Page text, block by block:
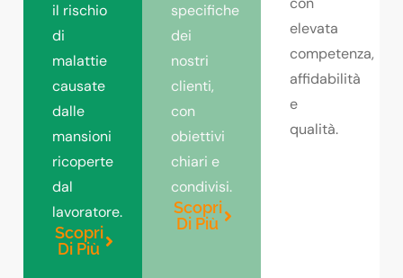
il rischio
di
malattie
causate
dalle
mansioni
ricoperte
dal
lavoratore.
Scopri
Di Più
specifiche
dei
nostri
clienti,
con
obiettivi
chiari e
condivisi.
Scopri
Di Più
elevata
competenza,
affidabilità
e
qualità.